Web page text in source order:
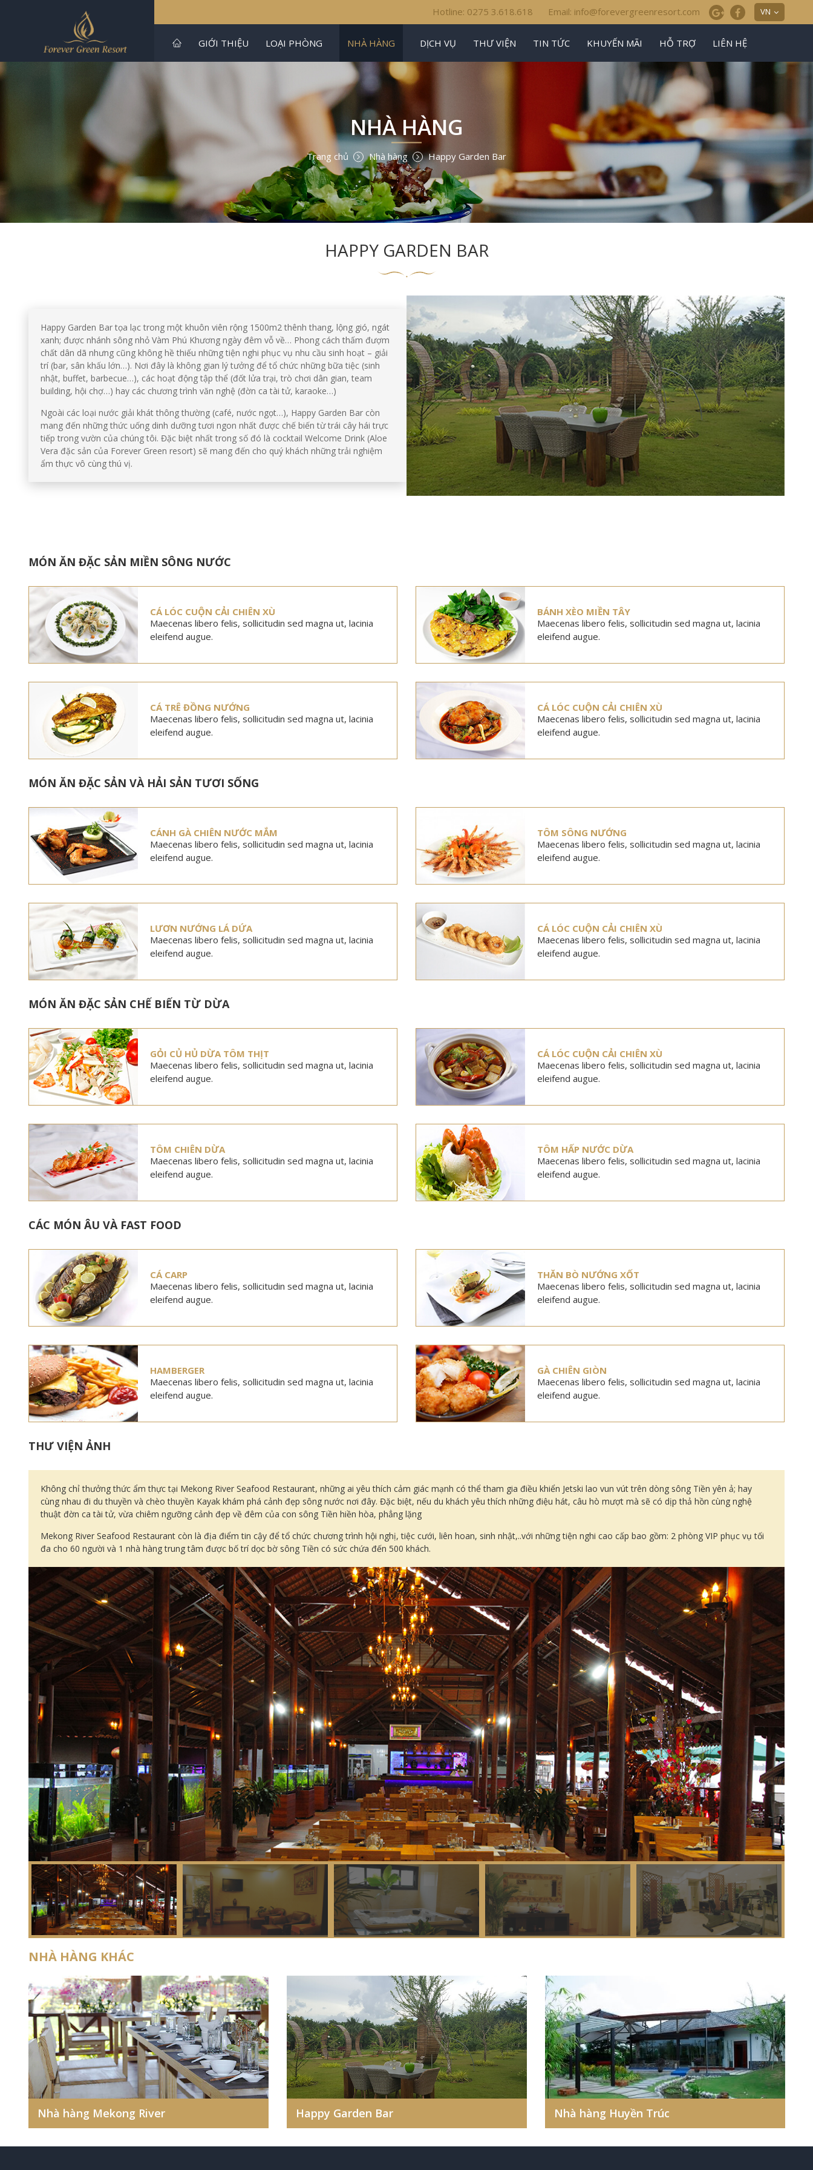
Hotline: 0275 3.618.618 Email: info@forevergreenresort.com VN
GIỚI THIỆU LOẠI PHÒNG NHÀ HÀNG DỊCH VỤ THƯ VIỆN TIN TỨC KHUYẾN MÃI HỖ TRỢ LIÊN HỆ
NHÀ HÀNG
Trang chủ Nhà hàng Happy Garden Bar
HAPPY GARDEN BAR
Happy Garden Bar tọa lạc trong một khuôn viên rộng 1500m2 thênh thang, lộng gió, ngát
xanh; được nhánh sông nhỏ Vàm Phú Khương ngày đêm vỗ về… Phong cách thấm đượm
chất dân dã nhưng cũng không hề thiếu những tiện nghi phục vụ nhu cầu sinh hoạt – giải
trí (bar, sân khấu lớn…). Nơi đây là không gian lý tưởng để tổ chức những bữa tiệc (sinh
nhật, buffet, barbecue…), các hoạt động tập thể (đốt lửa trại, trò chơi dân gian, team
building, hội chợ…) hay các chương trình văn nghệ (đờn ca tài tử, karaoke…)
Ngoài các loại nước giải khát thông thường (café, nước ngọt…), Happy Garden Bar còn
mang đến những thức uống dinh dưỡng tươi ngon nhất được chế biến từ trái cây hái trực
tiếp trong vườn của chúng tôi. Đặc biệt nhất trong số đó là cocktail Welcome Drink (Aloe
Vera đặc sản của Forever Green resort) sẽ mang đến cho quý khách những trải nghiệm
ẩm thực vô cùng thú vị.
MÓN ĂN ĐẶC SẢN MIỀN SÔNG NƯỚC
CÁ LÓC CUỘN CẢI CHIÊN XÙ
Maecenas libero felis, sollicitudin sed magna ut, lacinia
eleifend augue.
BÁNH XÈO MIỀN TÂY
Maecenas libero felis, sollicitudin sed magna ut, lacinia
eleifend augue.
CÁ TRÊ ĐỒNG NƯỚNG
Maecenas libero felis, sollicitudin sed magna ut, lacinia
eleifend augue.
CÁ LÓC CUỘN CẢI CHIÊN XÙ
Maecenas libero felis, sollicitudin sed magna ut, lacinia
eleifend augue.
MÓN ĂN ĐẶC SẢN VÀ HẢI SẢN TƯƠI SỐNG
CÁNH GÀ CHIÊN NƯỚC MẮM
Maecenas libero felis, sollicitudin sed magna ut, lacinia
eleifend augue.
TÔM SÔNG NƯỚNG
Maecenas libero felis, sollicitudin sed magna ut, lacinia
eleifend augue.
LƯƠN NƯỚNG LÁ DỨA
Maecenas libero felis, sollicitudin sed magna ut, lacinia
eleifend augue.
CÁ LÓC CUỘN CẢI CHIÊN XÙ
Maecenas libero felis, sollicitudin sed magna ut, lacinia
eleifend augue.
MÓN ĂN ĐẶC SẢN CHẾ BIẾN TỪ DỪA
GỎI CỦ HỦ DỪA TÔM THỊT
Maecenas libero felis, sollicitudin sed magna ut, lacinia
eleifend augue.
CÁ LÓC CUỘN CẢI CHIÊN XÙ
Maecenas libero felis, sollicitudin sed magna ut, lacinia
eleifend augue.
TÔM CHIÊN DỪA
Maecenas libero felis, sollicitudin sed magna ut, lacinia
eleifend augue.
TÔM HẤP NƯỚC DỪA
Maecenas libero felis, sollicitudin sed magna ut, lacinia
eleifend augue.
CÁC MÓN ÂU VÀ FAST FOOD
CÁ CARP
Maecenas libero felis, sollicitudin sed magna ut, lacinia
eleifend augue.
THĂN BÒ NƯỚNG XỐT
Maecenas libero felis, sollicitudin sed magna ut, lacinia
eleifend augue.
HAMBERGER
Maecenas libero felis, sollicitudin sed magna ut, lacinia
eleifend augue.
GÀ CHIÊN GIÒN
Maecenas libero felis, sollicitudin sed magna ut, lacinia
eleifend augue.
THƯ VIỆN ẢNH
Không chỉ thưởng thức ẩm thực tại Mekong River Seafood Restaurant, những ai yêu thích cảm giác mạnh có thể tham gia điều khiển Jetski lao vun vút trên dòng sông Tiền yên ả; hay
cùng nhau đi du thuyền và chèo thuyền Kayak khám phá cảnh đẹp sông nước nơi đây. Đặc biệt, nếu du khách yêu thích những điệu hát, câu hò mượt mà sẽ có dịp thả hồn cùng nghệ
thuật đờn ca tài tử, vừa chiêm ngưỡng cảnh đẹp về đêm của con sông Tiền hiền hòa, phẳng lặng
Mekong River Seafood Restaurant còn là địa điểm tin cậy để tổ chức chương trình hội nghị, tiệc cưới, liên hoan, sinh nhật,..với những tiện nghi cao cấp bao gồm: 2 phòng VIP phục vụ tối
đa cho 60 người và 1 nhà hàng trung tâm được bố trí dọc bờ sông Tiền có sức chứa đến 500 khách.
NHÀ HÀNG KHÁC
Nhà hàng Mekong River Happy Garden Bar Nhà hàng Huyền Trúc